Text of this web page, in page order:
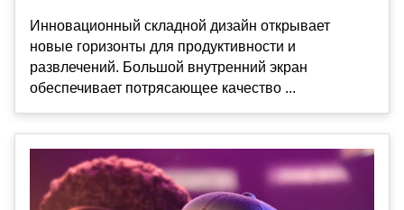
Инновационный складной дизайн открывает
новые горизонты для продуктивности и
развлечений. Большой внутренний экран
обеспечивает потрясающее качество ...